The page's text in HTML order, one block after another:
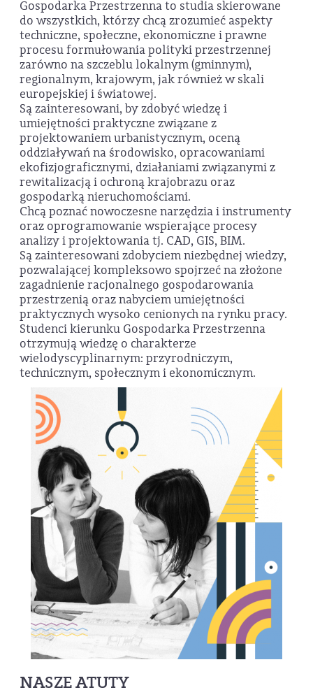
Gospodarka Przestrzenna to studia skierowane
do wszystkich, którzy chcą zrozumieć aspekty
techniczne, społeczne, ekonomiczne i prawne
procesu formułowania polityki przestrzennej
zarówno na szczeblu lokalnym (gminnym),
regionalnym, krajowym, jak również w skali
europejskiej i światowej.
Są zainteresowani, by zdobyć wiedzę i
umiejętności praktyczne związane z
projektowaniem urbanistycznym, oceną
oddziaływań na środowisko, opracowaniami
ekofizjograficznymi, działaniami związanymi z
rewitalizacją i ochroną krajobrazu oraz
gospodarką nieruchomościami.
Chcą poznać nowoczesne narzędzia i instrumenty
oraz oprogramowanie wspierające procesy
analizy i projektowania tj. CAD, GIS, BIM.
Są zainteresowani zdobyciem niezbędnej wiedzy,
pozwalającej kompleksowo spojrzeć na złożone
zagadnienie racjonalnego gospodarowania
przestrzenią oraz nabyciem umiejętności
praktycznych wysoko cenionych na rynku pracy.
Studenci kierunku Gospodarka Przestrzenna
otrzymują wiedzę o charakterze
wielodyscyplinarnym: przyrodniczym,
technicznym, społecznym i ekonomicznym.
NASZE ATUTY